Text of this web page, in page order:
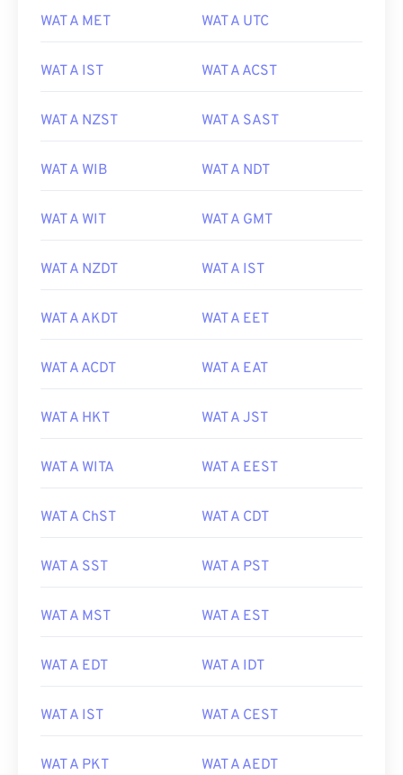
WAT A MET WAT A UTC
WAT A IST WAT A ACST
WAT A NZST WAT A SAST
WAT A WIB WAT A NDT
WAT A WIT WAT A GMT
WAT A NZDT WAT A IST
WAT A AKDT WAT A EET
WAT A ACDT WAT A EAT
WAT A HKT WAT A JST
WAT A WITA WAT A EEST
WAT A ChST WAT A CDT
WAT A SST WAT A PST
WAT A MST WAT A EST
WAT A EDT WAT A IDT
WAT A IST WAT A CEST
WAT A PKT WAT A AEDT